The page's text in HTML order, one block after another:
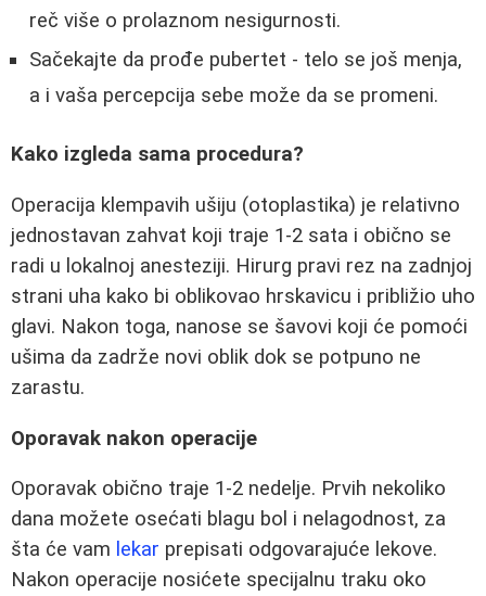
reč više o prolaznom nesigurnosti.
Sačekajte da prođe pubertet - telo se još menja,
a i vaša percepcija sebe može da se promeni.
Kako izgleda sama procedura?
Operacija klempavih ušiju (otoplastika) je relativno
jednostavan zahvat koji traje 1-2 sata i obično se
radi u lokalnoj anesteziji. Hirurg pravi rez na zadnjoj
strani uha kako bi oblikovao hrskavicu i približio uho
glavi. Nakon toga, nanose se šavovi koji će pomoći
ušima da zadrže novi oblik dok se potpuno ne
zarastu.
Oporavak nakon operacije
Oporavak obično traje 1-2 nedelje. Prvih nekoliko
dana možete osećati blagu bol i nelagodnost, za
šta će vam lekar prepisati odgovarajuće lekove.
Nakon operacije nosićete specijalnu traku oko